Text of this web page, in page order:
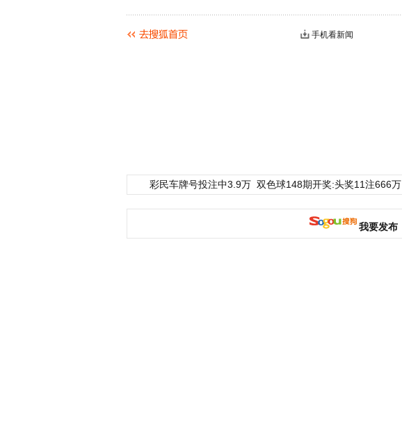
手机看新闻
彩民车牌号投注中3.9万 双色球148期开奖:头奖11注666万
我要发布